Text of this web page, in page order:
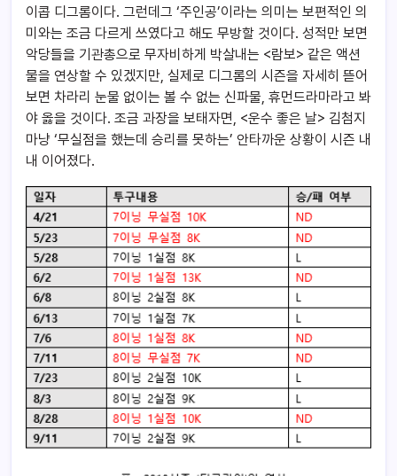
이콥 디그롬이다. 그런데그 ‘주인공’이라는 의미는 보편적인 의
미와는 조금 다르게 쓰였다고 해도 무방할 것이다. 성적만 보면
악당들을 기관총으로 무자비하게 박살내는 <람보> 같은 액션
물을 연상할 수 있겠지만, 실제로 디그롬의 시즌을 자세히 뜯어
보면 차라리 눈물 없이는 볼 수 없는 신파물, 휴먼드라마라고 봐
야 옳을 것이다. 조금 과장을 보태자면, <운수 좋은 날> 김첨지
마냥 ‘무실점을 했는데 승리를 못하는’ 안타까운 상황이 시즌 내
내 이어졌다.